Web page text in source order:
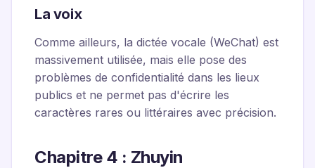
La voix
Comme ailleurs, la dictée vocale (WeChat) est
massivement utilisée, mais elle pose des
problèmes de confidentialité dans les lieux
publics et ne permet pas d'écrire les
caractères rares ou littéraires avec précision.
Chapitre 4 : Zhuyin